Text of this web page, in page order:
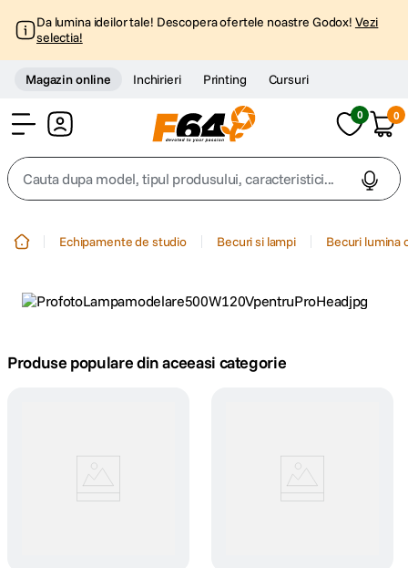
Da lumina ideilor tale! Descopera ofertele noastre Godox! Vezi
selectia!
Magazin online Inchirieri Printing Cursuri
0 0
Cauta dupa model, tipul produsului, caracteristici...
3. trepied telefon
lavaliera
Echipamente de studio Becuri si lampi Becuri lumina
Produse populare din aceeasi categorie